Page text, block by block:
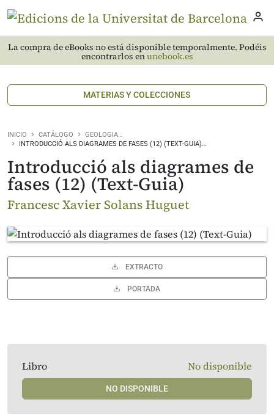
La compra de eBooks no está disponible temporalmente. Podéis
encontrarlos enunebook.es
MATERIAS Y COLECCIONES
INICIO CATÁLOGO
GEOLOGIA…
INTRODUCCIÓ ALS DIAGRAMES DE FASES (12) (TEXT-GUIA)…
Introducció als diagrames de
fases (12) (Text-Guia)
Francesc Xavier Solans Huguet
EXTRACTO
PORTADA
Libro No disponible
NO DISPONIBLE